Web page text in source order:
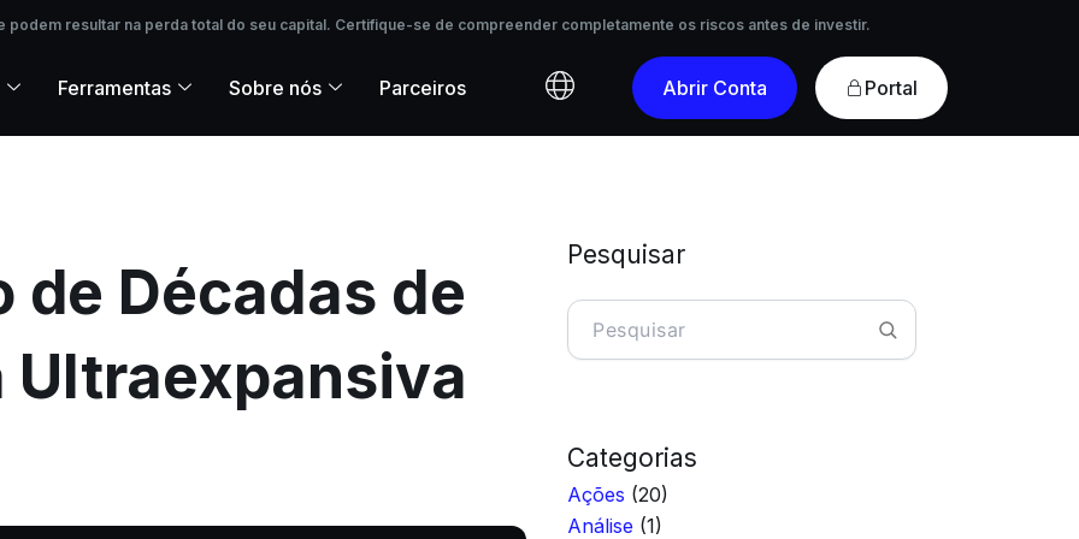
podem resultar na perda total do seu capital. Certifique-se de compreender completamente os riscos antes de investir.
resultar na perda total do seu capital. Certifique-se de compreender completamente os riscos antes de investir.
Ferramentas Sobre nós Parceiros Abrir Conta Portal
de Décadas de
Pesquisar
Pesquisar
Categorias
Ações (20)
Análise (1)